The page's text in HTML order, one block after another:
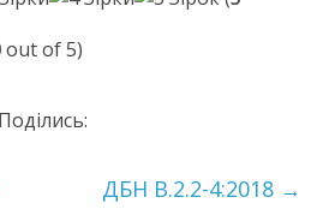
out of 5)
ДБН В.2.2-4:2018 →